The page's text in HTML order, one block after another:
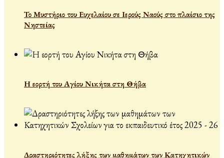
Το Μυστήριο του Ευχελαίου σε Ιερούς Ναούς στο πλαίσιο της
Νηστείας
Η εορτή του Αγίου Νικήτα στη Θήβα
Δραστηριότητες λήξης των μαθημάτων των Κατηχητικών